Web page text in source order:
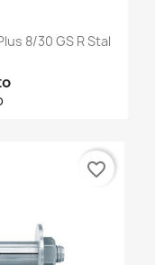
8/30 GS R Stal
favorite_border